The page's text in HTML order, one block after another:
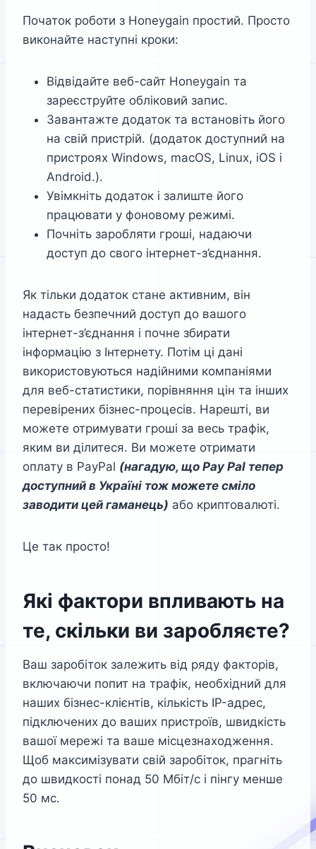
Початок роботи з Honeygain простий. Просто
виконайте наступні кроки:
Відвідайте веб-сайт Honeygain та
зареєструйте обліковий запис.
Завантажте додаток та встановіть його
на свій пристрій. (додаток доступний на
пристроях Windows, macOS, Linux, iOS і
Android.).
Увімкніть додаток і залиште його
працювати у фоновому режимі.
Почніть заробляти гроші, надаючи
доступ до свого інтернет-з’єднання.
Як тільки додаток стане активним, він
надасть безпечний доступ до вашого
інтернет-з’єднання і почне збирати
інформацію з Інтернету. Потім ці дані
використовуються надійними компаніями
для веб-статистики, порівняння цін та інших
перевірених бізнес-процесів. Нарешті, ви
можете отримувати гроші за весь трафік,
яким ви ділитеся. Ви можете отримати
оплату в PayPal (нагадую, що Pay Pal тепер
доступний в Україні тож можете сміло
заводити цей гаманець) або криптовалюті.
Це так просто!
Які фактори впливають на
те, скільки ви заробляєте?
Ваш заробіток залежить від ряду факторів,
включаючи попит на трафік, необхідний для
наших бізнес-клієнтів, кількість IP-адрес,
підключених до ваших пристроїв, швидкість
вашої мережі та ваше місцезнаходження.
Щоб максимізувати свій заробіток, прагніть
до швидкості понад 50 Мбіт/с і пінгу менше
50 мс.